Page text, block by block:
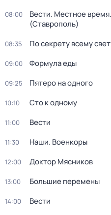
08:00
Вести. Местное
(Ставрополь)
08:35 По секрету всему
09:00 Формула еды
09:25 Пятеро на одного
10:10 Сто к одному
11:00 Вести
11:30 Наши. Военкоры
12:00 Доктор Мясников
13:00 Большие перемены
14:00 Вести